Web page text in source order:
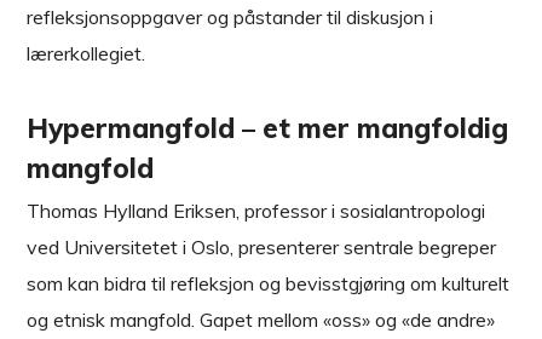
refleksjonsoppgaver og påstander til diskusjon i
lærerkollegiet.
Hypermangfold – et mer mangfoldig
mangfold
Thomas Hylland Eriksen, professor i sosialantropologi
ved Universitetet i Oslo, presenterer sentrale begreper
som kan bidra til refleksjon og bevisstgjøring om kulturelt
og etnisk mangfold. Gapet mellom «oss» og «de andre»